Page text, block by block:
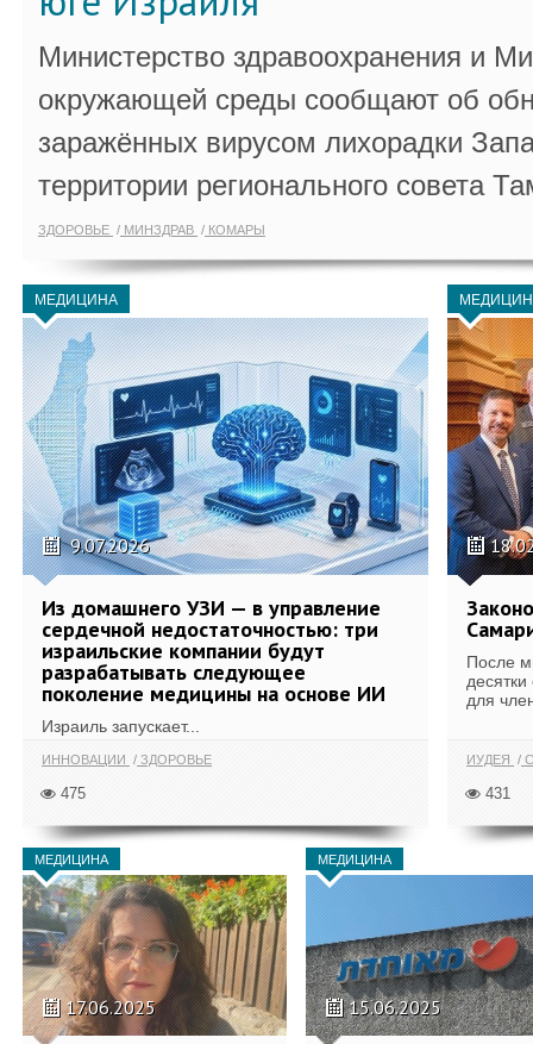
Министерство здравоохранения и
окружающей среды сообщают об
заражённых вирусом лихорадки
территории регионального совета
ЗДОРОВЬЕ МИНЗДРАВ КОМАРЫ
МЕДИЦИНА
9.07.2026
Из домашнего УЗИ — в управление
сердечной недостаточностью: три
израильские компании будут
разрабатывать следующее
поколение медицины на основе ИИ
Израиль запускает...
ИННОВАЦИИ ЗДОРОВЬЕ
475
После
для
ИУДЕЯ
431
МЕДИЦИНА
17.06.2025
МЕДИЦИНА
15.06.2025